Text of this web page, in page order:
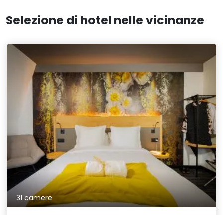
Selezione di hotel nelle vicinanze
31 camere